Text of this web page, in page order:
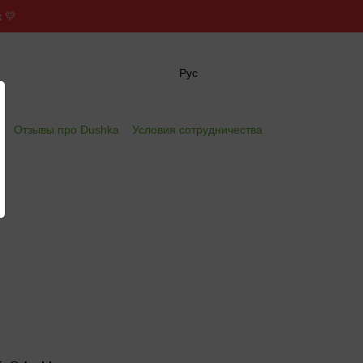
💛
Рус
Отзывы про Dushka Условия сотрудничества